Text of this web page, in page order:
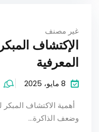
غير مصنف
الإكتشاف
المعرفية
8 مايو، 2025
أهمية الاكتشاف
وضعف الذاكرة...